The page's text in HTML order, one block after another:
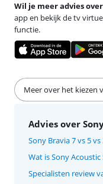
Wil je meer advies
app en bekijk de tv
functie.
Meer over het kiezen
Advies over
Sony Bravia 7 vs 5 vs
Wat is Sony Acoustic
Specialisten review